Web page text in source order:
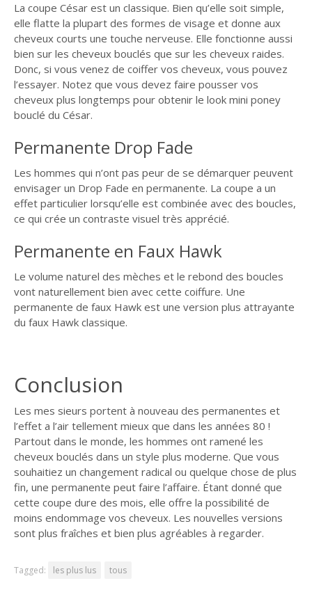
La coupe César est un classique. Bien qu’elle soit simple,
elle flatte la plupart des formes de visage et donne aux
cheveux courts une touche nerveuse. Elle fonctionne aussi
bien sur les cheveux bouclés que sur les cheveux raides.
Donc, si vous venez de coiffer vos cheveux, vous pouvez
l’essayer. Notez que vous devez faire pousser vos
cheveux plus longtemps pour obtenir le look mini poney
bouclé du César.
Permanente Drop Fade
Les hommes qui n’ont pas peur de se démarquer peuvent
envisager un Drop Fade en permanente. La coupe a un
effet particulier lorsqu’elle est combinée avec des boucles,
ce qui crée un contraste visuel très apprécié.
Permanente en Faux Hawk
Le volume naturel des mèches et le rebond des boucles
vont naturellement bien avec cette coiffure. Une
permanente de faux Hawk est une version plus attrayante
du faux Hawk classique.
Conclusion
Les mes sieurs portent à nouveau des permanentes et
l’effet a l’air tellement mieux que dans les années 80 !
Partout dans le monde, les hommes ont ramené les
cheveux bouclés dans un style plus moderne. Que vous
souhaitiez un changement radical ou quelque chose de plus
fin, une permanente peut faire l’affaire. Étant donné que
cette coupe dure des mois, elle offre la possibilité de
moins endommage vos cheveux. Les nouvelles versions
sont plus fraîches et bien plus agréables à regarder.
Tagged: les plus lus tous